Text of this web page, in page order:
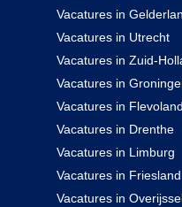
Vacatures in
Vacatures in Utrecht
Vacatures in Zuid-
Vacatures in
Vacatures in Flevoland
Vacatures in Drenthe
Vacatures in Limburg
Vacatures in Friesland
Vacatures in